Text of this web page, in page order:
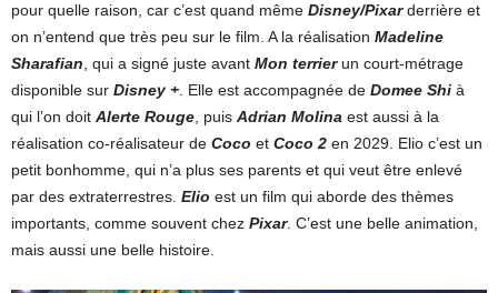
pour quelle raison, car c’est quand même Disney/Pixar derrière et
on n’entend que très peu sur le film. A la réalisation Madeline
Sharafian , qui a signé juste avant Mon terrierun court-métrage
disponible sur Disney + . Elle est accompagnée de Domee Shi à
qui l’on doit Alerte Rouge , puis Adrian Molina est aussi à la
réalisation co-réalisateur de Coco et Coco 2 en 2029. Elio c’est un
petit bonhomme, qui n’a plus ses parents et qui veut être enlevé
par des extraterrestres. Elio est un film qui aborde des thèmes
importants, comme souvent chez Pixar. C’est une belle animation,
mais aussi une belle histoire.